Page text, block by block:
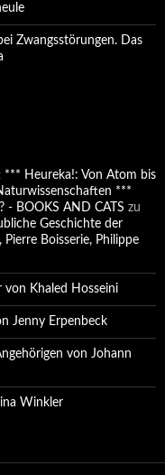
Zwangsstörungen. Das
*** Heureka!: Von Atom bis
***
- BOOKS AND CATS zu
Geschichte der
Boisserie, Philippe
Khaled Hosseini
Jenny Erpenbeck
von Johann
Winkler